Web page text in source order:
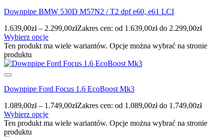
Downpipe BMW 530D M57N2 / T2 dpf e60, e61 LCI
1.639,00zł – 2.299,00złZakres cen: od 1.639,00zł do 2.299,00zł
Wybierz opcje
Ten produkt ma wiele wariantów. Opcje można wybrać na stronie
produktu
Downpipe Ford Focus 1.6 EcoBoost Mk3
1.089,00zł – 1.749,00złZakres cen: od 1.089,00zł do 1.749,00zł
Wybierz opcje
Ten produkt ma wiele wariantów. Opcje można wybrać na stronie
produktu